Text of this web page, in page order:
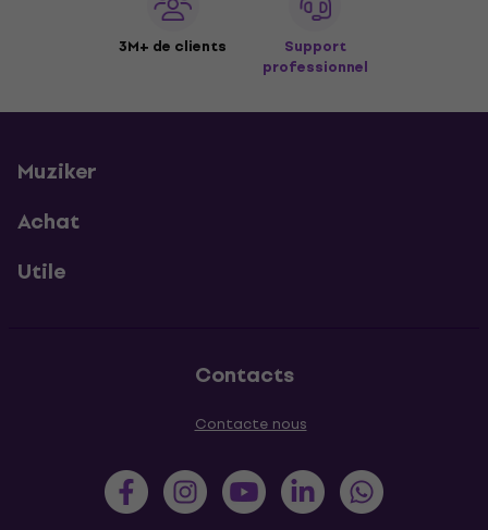
3M+ de clients
Support
professionnel
Muziker
Achat
Utile
Contacts
Contacte nous